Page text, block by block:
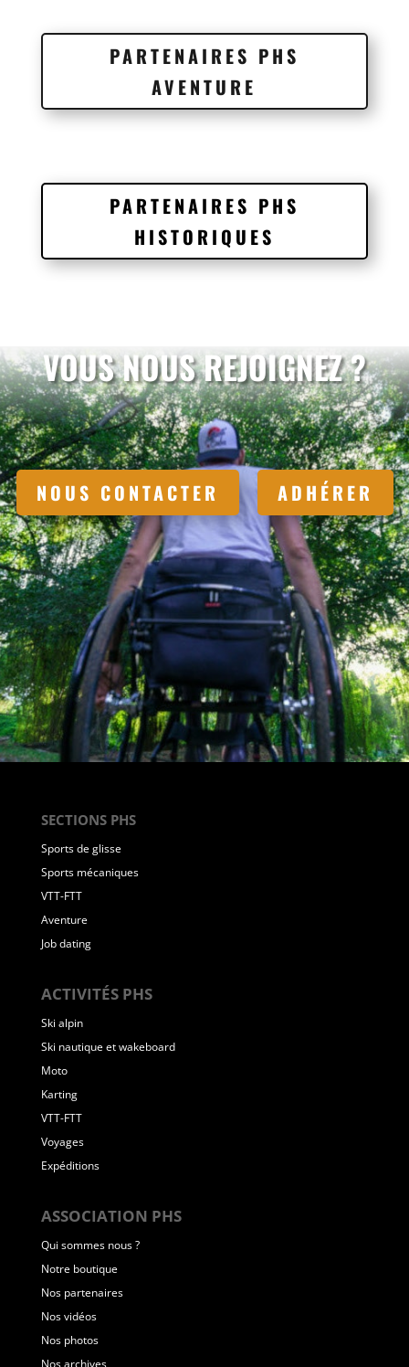
PARTENAIRES PHS
AVENTURE
PARTENAIRES PHS
HISTORIQUES
VOUS NOUS REJOIGNEZ ?
NOUS CONTACTER ADHÉRER
SECTIONS PHS
Sports de glisse
Sports mécaniques
VTT-FTT
Aventure
Job dating
ACTIVITÉS PHS
Ski alpin
Ski nautique et wakeboard
Moto
Karting
VTT-FTT
Voyages
Expéditions
ASSOCIATION PHS
Qui sommes nous ?
Notre boutique
Nos partenaires
Nos vidéos
Nos photos